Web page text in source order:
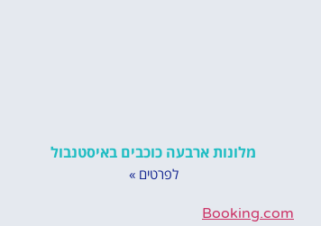
מלונות ארבעה כוכבים באיסטנבול
לפרטים »
Booking.com